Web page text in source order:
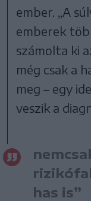
ember. „A
emberek
számolta ki
még csak a
meg – egy
veszik a
has is”